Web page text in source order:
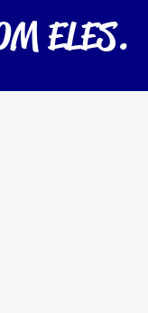
ELES.